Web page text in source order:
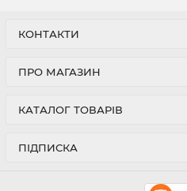
КОНТАКТИ
ПРО МАГАЗИН
КАТАЛОГ ТОВАРІВ
ПІДПИСКА